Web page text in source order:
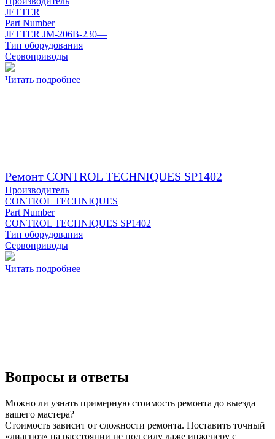
JETTER
Part Number
JETTER JM-206B-230—
Тип оборудования
Сервоприводы
Читать подробнее
Ремонт CONTROL TECHNIQUES SP1402
Производитель
CONTROL TECHNIQUES
Part Number
CONTROL TECHNIQUES SP1402
Тип оборудования
Сервоприводы
Читать подробнее
Вопросы и ответы
Можно ли узнать примерную стоимость ремонта до выезда
вашего мастера?
Стоимость зависит от сложности ремонта. Поставить точный
«диагноз» на расстоянии не под силу даже инженеру с